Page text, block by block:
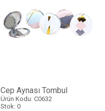
Cep Aynası Tombul
Ürün Kodu: C0632
Stok: 0